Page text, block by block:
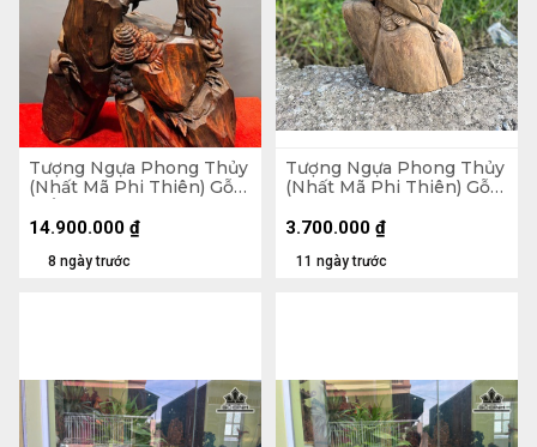
Tượng Ngựa Phong Thủy
(Nhất Mã Phi Thiên) Gỗ
Sâu 28 (cm)
8 ngày trước
14.900.000 ₫
Tượng Ngựa Phong Thủy
(Nhất Mã Phi Thiên) Gỗ
28 Sâu 12 (cm)
11 ngày trước
3.700.000 ₫